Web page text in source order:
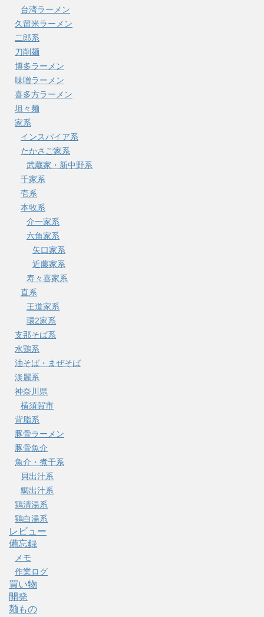
台湾ラーメン
久留米ラーメン
二郎系
刀削麺
博多ラーメン
味噌ラーメン
喜多方ラーメン
坦々麺
家系
インスパイア系
たかさご家系
武蔵家・新中野系
千家系
壱系
本牧系
介一家系
六角家系
矢口家系
近藤家系
寿々喜家系
直系
王道家系
環2家系
支那そば系
水鶏系
油そば・まぜそば
淡麗系
神奈川県
横須賀市
背脂系
豚骨ラーメン
豚骨魚介
魚介・煮干系
貝出汁系
鯛出汁系
鶏清湯系
鶏白湯系
レビュー
備忘録
メモ
作業ログ
買い物
開発
麺もの